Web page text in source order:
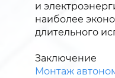
и
наиболее
длительного
Заключение
Монтаж